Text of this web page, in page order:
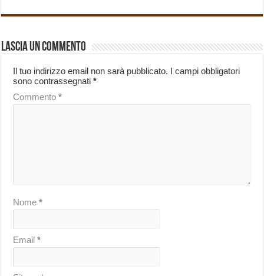
Lascia un commento
Il tuo indirizzo email non sarà pubblicato. I campi obbligatori
sono contrassegnati*
Commento*
Nome*
Email*